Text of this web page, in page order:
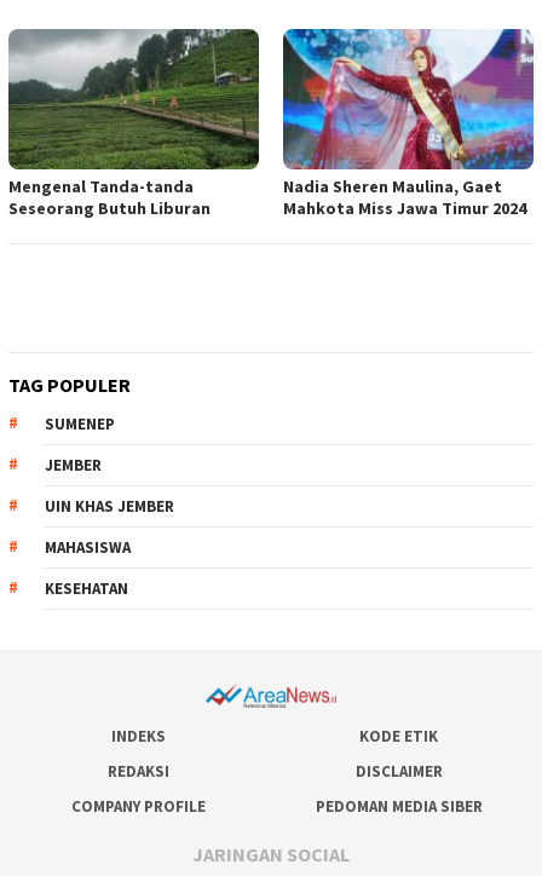
Mengenal Tanda-tanda
Seseorang Butuh Liburan
Nadia Sheren Maulina, Gaet
Mahkota Miss Jawa Timur 2024
TAG POPULER
SUMENEP
JEMBER
UIN KHAS JEMBER
MAHASISWA
KESEHATAN
INDEKS
KODE ETIK
REDAKSI
DISCLAIMER
COMPANY PROFILE
PEDOMAN MEDIA SIBER
JARINGAN SOCIAL